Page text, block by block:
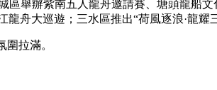
辦紫南五人龍舟邀請賽、塘頭龍船
舟大巡遊；三水區推出“荷風逐浪·龍耀
拉滿。